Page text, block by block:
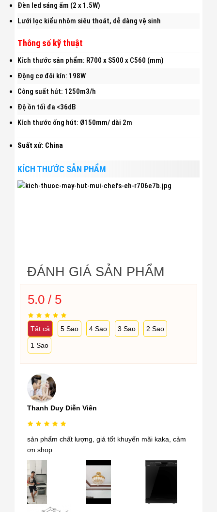
Đèn led sáng ấm (2 x 1.5W)
Lưới lọc kiểu nhôm siêu thoát, dễ dàng vệ sinh
Thông số kỹ thuật
Kích thước sản phẩm: R700 x S500 x C560 (mm)
Động cơ đôi kín: 198W
Công suất hút: 1250m3/h
Độ ồn tối đa <36dB
Kích thước ống hút: Ø150mm/ dài 2m
Suất xứ: China
KÍCH THƯỚC SẢN PHẨM
ĐÁNH GIÁ SẢN PHẨM
5.0 / 5
Tất cả 5 Sao 4 Sao 3 Sao 2 Sao
1 Sao
Thanh Duy Diễn Viên
sản phẩm chất lượng, giá tốt khuyến mãi kaka, cảm
ơn shop